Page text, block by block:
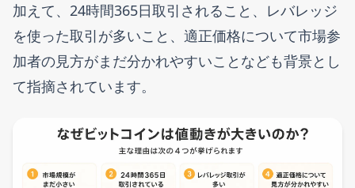
加えて、24時間365日取引されること、レバレッジ
を使った取引が多いこと、適正価格について市場参
加者の見方がまだ分かれやすいことなども背景とし
て指摘されています。